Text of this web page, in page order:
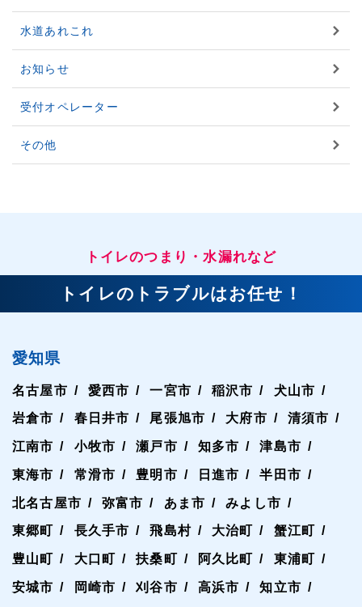
水道あれこれ
お知らせ
受付オペレーター
その他
トイレのつまり・水漏れなど
トイレのトラブルはお任せ！
愛知県
名古屋市 愛西市 一宮市 稲沢市 犬山市
岩倉市 春日井市 尾張旭市 大府市 清須市
江南市 小牧市 瀬戸市 知多市 津島市
東海市 常滑市 豊明市 日進市 半田市
北名古屋市 弥富市 あま市 みよし市
東郷町 長久手市 飛島村 大治町 蟹江町
豊山町 大口町 扶桑町 阿久比町 東浦町
安城市 岡崎市 刈谷市 高浜市 知立市